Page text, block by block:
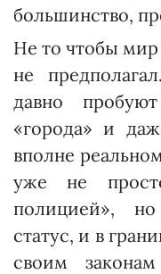
большинство,
Не то чтобы мир
не
давно
«города» и
вполне
уже не
полицией»,
статус, и в
своим